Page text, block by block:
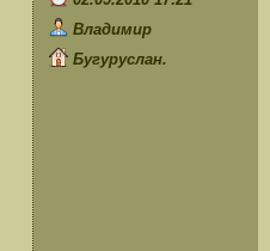
Владимир
Бугуруслан.